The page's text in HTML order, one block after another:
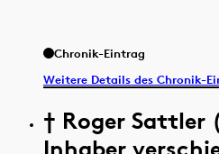
Chronik-Eintrag
Weitere Details des Chronik-
† Roger Sattler